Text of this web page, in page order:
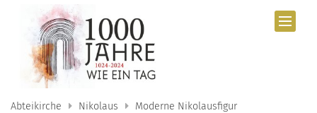
Zum Inhalt springen
Abteikirche Nikolaus Moderne Nikolausfigur